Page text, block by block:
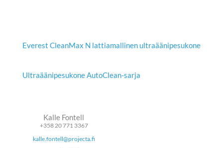
Everest CleanMax N lattiamallinen ultraäänipesukone
Ultraäänipesukone AutoClean-sarja
Kalle Fontell
+358 20 771 3367
kalle.fontell@projecta.fi